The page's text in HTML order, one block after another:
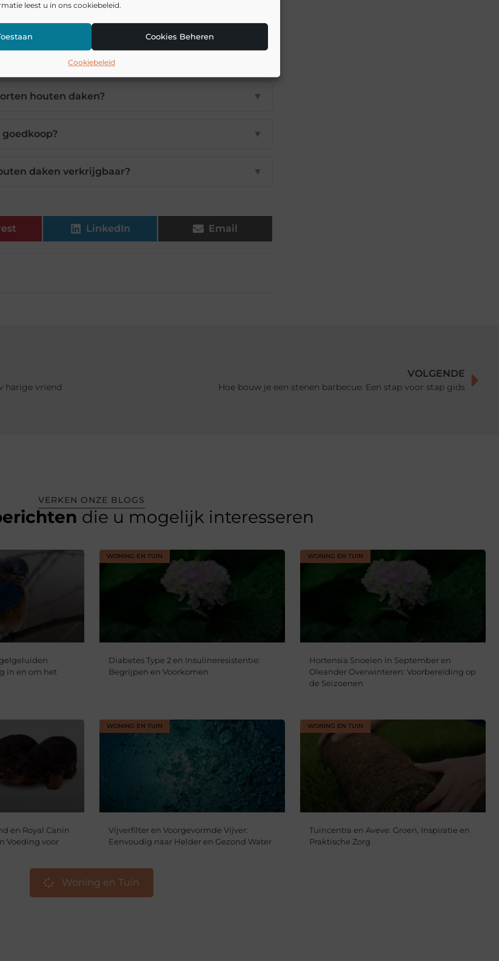
leest u in ons cookiebeleid.
Cookies Beheren
Cookiebeleid
een houten dak? ▼
dak mee?
houten daken? ▼
▼
daken verkrijgbaar? ▼
LinkedIn Email
harige vriend
VOLGENDE
Hoe bouw je een stenen barbecue: Een stap voor stap gids
VERKEN ONZE BLOGS
die u mogelijk interesseren
in en om het
WONING EN TUIN
Diabetes Type 2 en Insulineresistentie:
Begrijpen en Voorkomen
WONING EN TUIN
Hortensia Snoeien in September en
Oleander Overwinteren: Voorbereiding op
de Seizoenen
en Royal Canin
Voeding voor
WONING EN TUIN
Vijverfilter en Voorgevormde Vijver:
Eenvoudig naar Helder en Gezond Water
WONING EN TUIN
Tuincentra en Aveve: Groen, Inspiratie en
Praktische Zorg
Woning en Tuin